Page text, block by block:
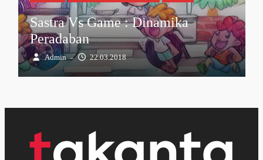
Sastra Vs Game : Dinamika
Peradaban
Admin – 22.03.2018